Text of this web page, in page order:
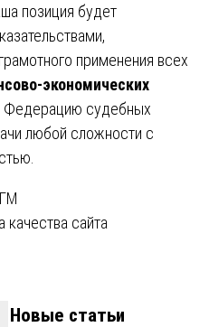
позиция будет
применения всех
экономических
Федерацию судебных
любой сложности с
качества сайта
Новые статьи